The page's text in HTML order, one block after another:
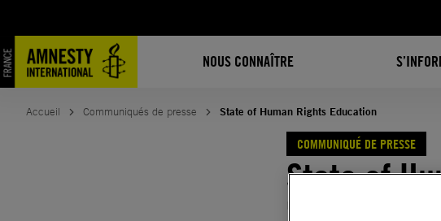
NOUS CONNAÎTRE
contenu
Accueil Communiqués de presse State of Human Rights Education
COMMUNIQUÉ DE PRESSE
State of